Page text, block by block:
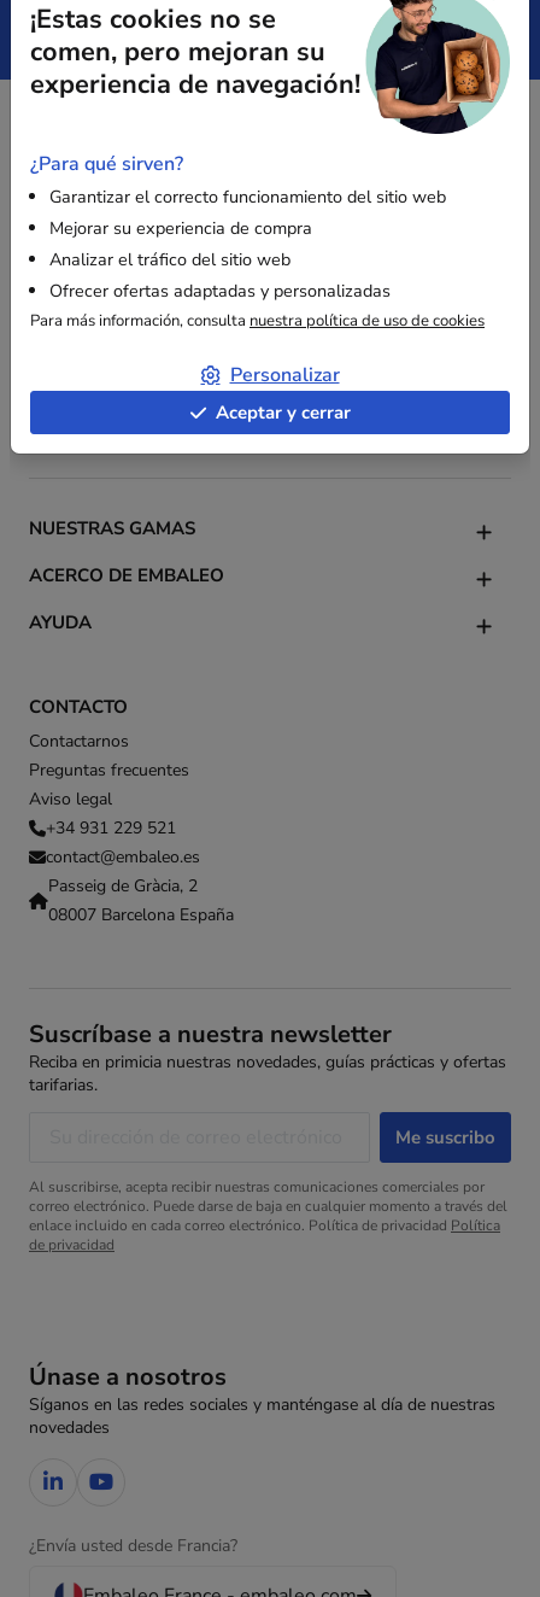
Pago
Seguro
Presupuesto
inmediato
CONTACTO
Contactarnos
Preguntas frecuentes
Aviso legal
+34 931 229 521
contact@embaleo.es
Passeig de Gràcia, 2
08007 Barcelona España
NUESTRAS GAMAS
ACERCO DE EMBALEO
AYUDA
OPINIONES DE CLIENTES
4,8
de 31 avis
Únase a nosotros
Síganos en las redes sociales y manténgase al día de nuestras
novedades
¿Envía usted desde Francia?
Suscríbase a nuestra newsletter
Reciba en primicia nuestras novedades, guías prácticas y ofertas
tarifarias.
Al suscribirse, acepta recibir nuestras comunicaciones comerciales por
correo electrónico. Puede darse de baja en cualquier momento a través del
enlace incluido en cada correo electrónico. Política de privacidad Política
de privacidad
¡Estas cookies no se
comen, pero mejoran su
experiencia de navegación!
¿Para qué sirven?
Garantizar el correcto funcionamiento del sitio web
Mejorar su experiencia de compra
Analizar el tráfico del sitio web
Ofrecer ofertas adaptadas y personalizadas
Para más información, consulta nuestra política de uso de cookies
Personalizar
Aceptar y cerrar